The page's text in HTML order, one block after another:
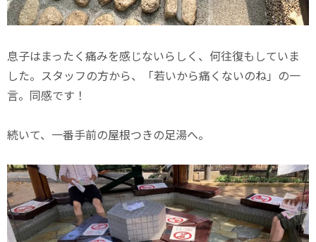
息子はまったく痛みを感じないらしく、何往復もしていま
した。スタッフの方から、「若いから痛くないのね」の一
言。同感です！
続いて、一番手前の屋根つきの足湯へ。